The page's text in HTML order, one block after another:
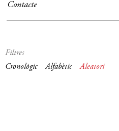
Contacte
Filtres
Cronològic
Alfabètic Aleatori